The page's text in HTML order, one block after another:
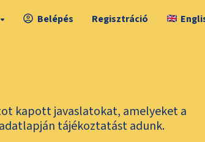
Belépés Regisztráció
kapott javaslatokat, amelyeket a
tájékoztatást adunk.